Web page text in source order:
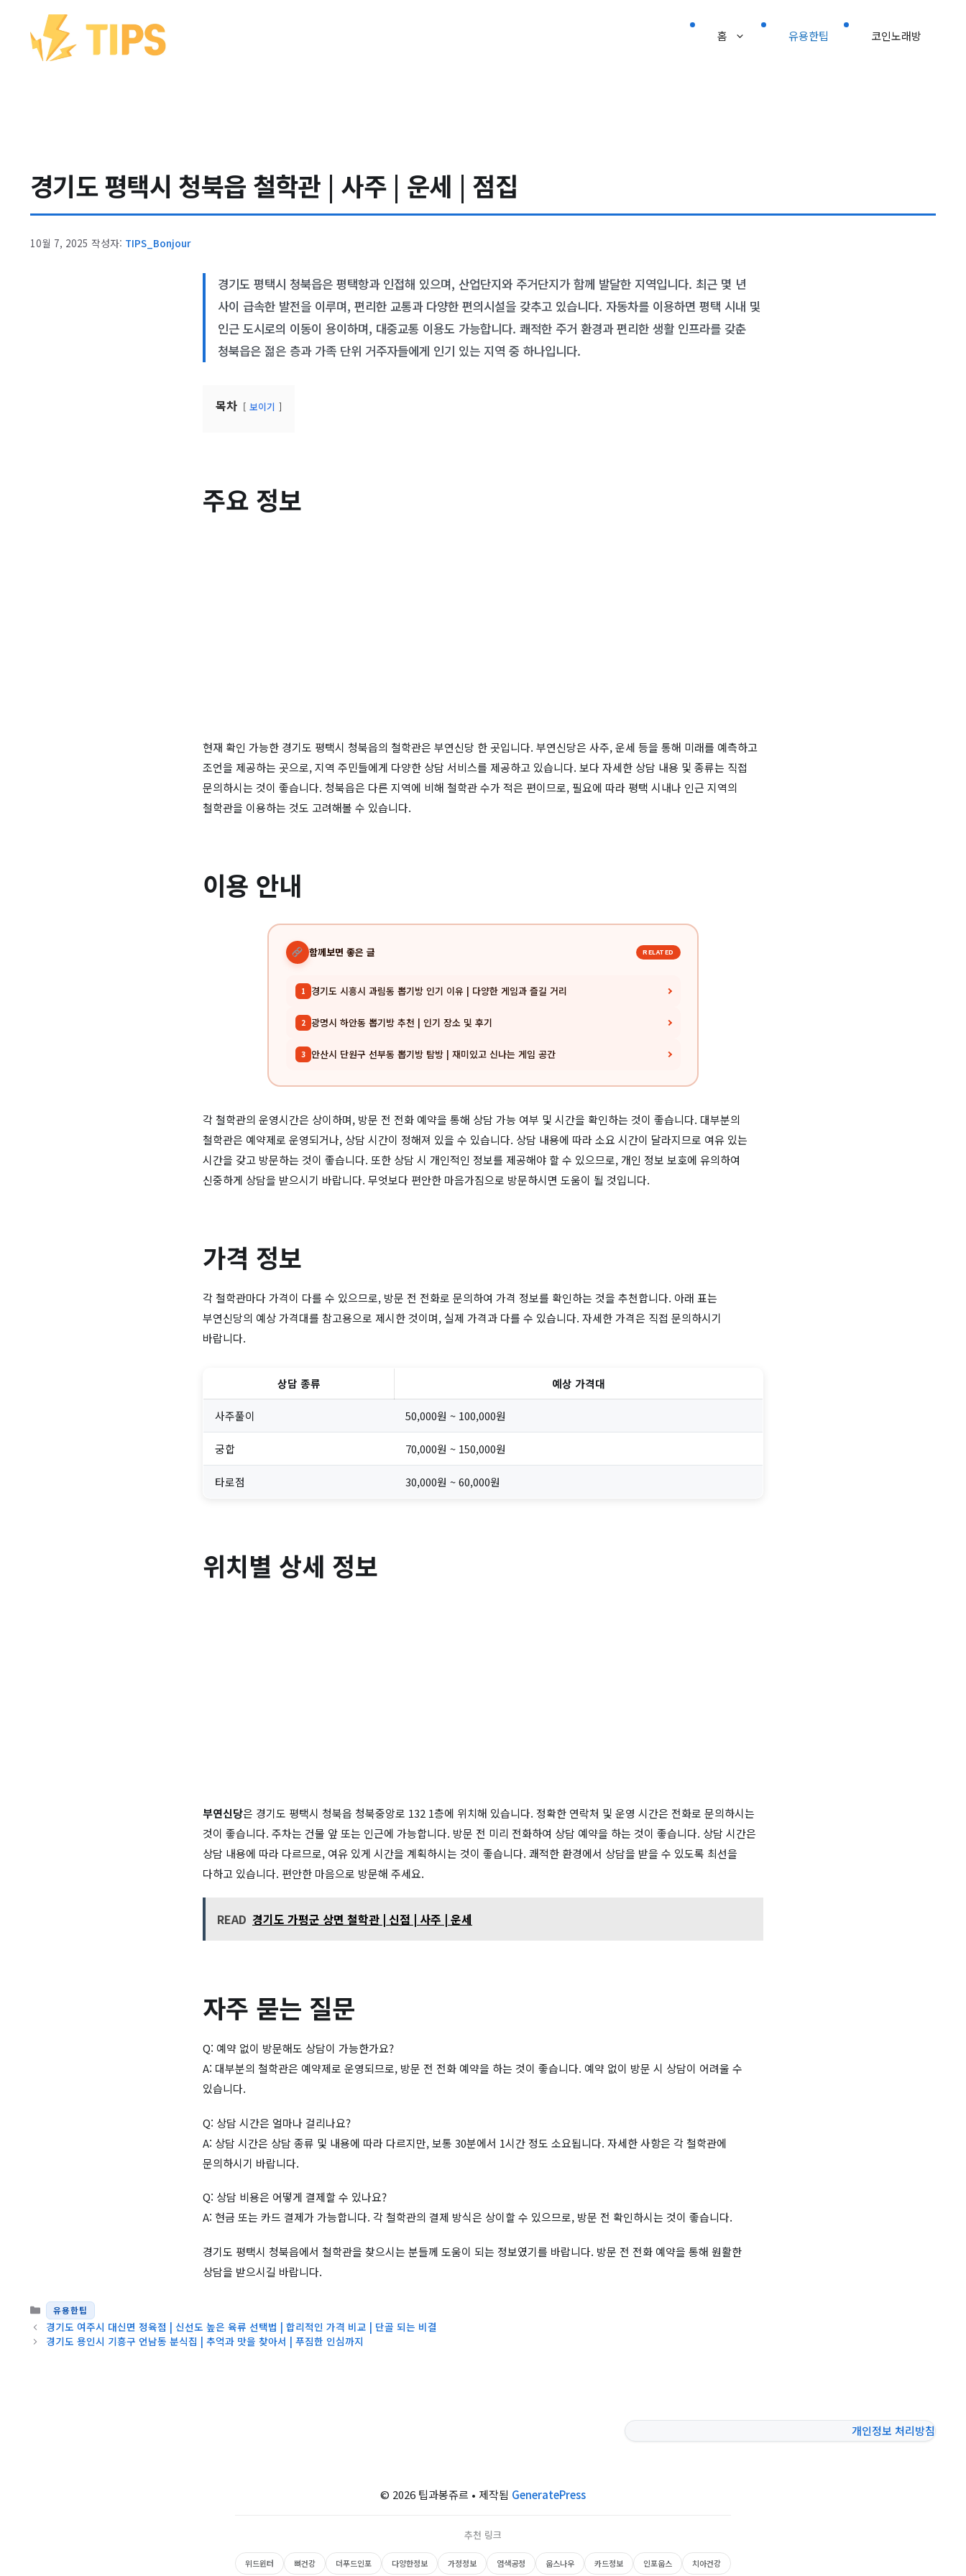
건너뛰기
홈 유용한팁 코인노래방
경기도 평택시 청북읍 철학관 | 사주 | 운세 | 점집
10월 7, 2025 작성자: TIPS_Bonjour
경기도 평택시 청북읍은 평택항과 인접해 있으며, 산업단지와 주거단지가 함께 발달한 지역입니다. 최근 몇 년
사이 급속한 발전을 이루며, 편리한 교통과 다양한 편의시설을 갖추고 있습니다. 자동차를 이용하면 평택 시내 및
인근 도시로의 이동이 용이하며, 대중교통 이용도 가능합니다. 쾌적한 주거 환경과 편리한 생활 인프라를 갖춘
청북읍은 젊은 층과 가족 단위 거주자들에게 인기 있는 지역 중 하나입니다.
목차 보이기
주요 정보
현재 확인 가능한 경기도 평택시 청북읍의 철학관은 부연신당 한 곳입니다. 부연신당은 사주, 운세 등을 통해 미래를 예측하고
조언을 제공하는 곳으로, 지역 주민들에게 다양한 상담 서비스를 제공하고 있습니다. 보다 자세한 상담 내용 및 종류는 직접
문의하시는 것이 좋습니다. 청북읍은 다른 지역에 비해 철학관 수가 적은 편이므로, 필요에 따라 평택 시내나 인근 지역의
철학관을 이용하는 것도 고려해볼 수 있습니다.
이용 안내
함께보면 좋은 글 RELATED
1 경기도 시흥시 과림동 뽑기방 인기 이유 | 다양한 게임과 즐길 거리
2 광명시 하안동 뽑기방 추천 | 인기 장소 및 후기
3 안산시 단원구 선부동 뽑기방 탐방 | 재미있고 신나는 게임 공간
각 철학관의 운영시간은 상이하며, 방문 전 전화 예약을 통해 상담 가능 여부 및 시간을 확인하는 것이 좋습니다. 대부분의
철학관은 예약제로 운영되거나, 상담 시간이 정해져 있을 수 있습니다. 상담 내용에 따라 소요 시간이 달라지므로 여유 있는
시간을 갖고 방문하는 것이 좋습니다. 또한 상담 시 개인적인 정보를 제공해야 할 수 있으므로, 개인 정보 보호에 유의하여
신중하게 상담을 받으시기 바랍니다. 무엇보다 편안한 마음가짐으로 방문하시면 도움이 될 것입니다.
가격 정보
각 철학관마다 가격이 다를 수 있으므로, 방문 전 전화로 문의하여 가격 정보를 확인하는 것을 추천합니다. 아래 표는
부연신당의 예상 가격대를 참고용으로 제시한 것이며, 실제 가격과 다를 수 있습니다. 자세한 가격은 직접 문의하시기
바랍니다.
상담 종류 예상 가격대
사주풀이 50,000원 ~ 100,000원
궁합 70,000원 ~ 150,000원
타로점 30,000원 ~ 60,000원
위치별 상세 정보
부연신당은 경기도 평택시 청북읍 청북중앙로 132 1층에 위치해 있습니다. 정확한 연락처 및 운영 시간은 전화로 문의하시는
것이 좋습니다. 주차는 건물 앞 또는 인근에 가능합니다. 방문 전 미리 전화하여 상담 예약을 하는 것이 좋습니다. 상담 시간은
상담 내용에 따라 다르므로, 여유 있게 시간을 계획하시는 것이 좋습니다. 쾌적한 환경에서 상담을 받을 수 있도록 최선을
다하고 있습니다. 편안한 마음으로 방문해 주세요.
READ 경기도 가평군 상면 철학관 | 신점 | 사주 | 운세
자주 묻는 질문
Q: 예약 없이 방문해도 상담이 가능한가요?
A: 대부분의 철학관은 예약제로 운영되므로, 방문 전 전화 예약을 하는 것이 좋습니다. 예약 없이 방문 시 상담이 어려울 수
있습니다.
Q: 상담 시간은 얼마나 걸리나요?
A: 상담 시간은 상담 종류 및 내용에 따라 다르지만, 보통 30분에서 1시간 정도 소요됩니다. 자세한 사항은 각 철학관에
문의하시기 바랍니다.
Q: 상담 비용은 어떻게 결제할 수 있나요?
A: 현금 또는 카드 결제가 가능합니다. 각 철학관의 결제 방식은 상이할 수 있으므로, 방문 전 확인하시는 것이 좋습니다.
경기도 평택시 청북읍에서 철학관을 찾으시는 분들께 도움이 되는 정보였기를 바랍니다. 방문 전 전화 예약을 통해 원활한
상담을 받으시길 바랍니다.
카테고리
유용한팁
경기도 여주시 대신면 정육점 | 신선도 높은 육류 선택법 | 합리적인 가격 비교 | 단골 되는 비결
경기도 용인시 기흥구 언남동 분식집 | 추억과 맛을 찾아서 | 푸짐한 인심까지
개인정보 처리방침
© 2026 팁과봉쥬르 • 제작됨 GeneratePress
추천 링크
위드윈터 뼈건강 더푸드인포 다양한정보 가정정보 염색공정 웁스나우 카드정보 인포웁스 치아건강